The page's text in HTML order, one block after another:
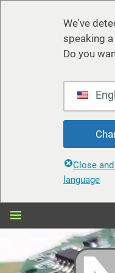
We've
speaking
Do you
Close
language
Zum